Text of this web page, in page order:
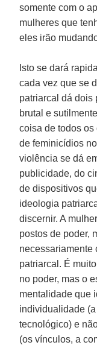
somente com o
mulheres que
eles irão
Isto se dará
cada vez que se
patriarcal dá dois
brutal e
coisa de todos
de feminicídios
violência se dá
publicidade, do
de dispositivos
ideologia
discernir. A
postos de poder,
necessariamente
patriarcal. É
no poder, mas o
mentalidade que
individualidade
tecnológico) e
(os vínculos, a